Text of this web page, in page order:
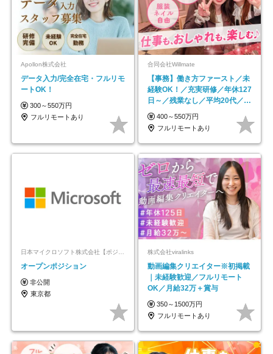
Apollon株式会社
データ入力/完全在宅・フルリモ
ートOK！
300～550万円
フルリモートあり
合同会社Willmate
【事務】働き方ファースト／未
経験OK！／充実研修／年休127
日～／残業なし／平均20代／リ
モートOK
400～550万円
フルリモートあり
日本マイクロソフト株式会社【ポジションマッチ登録】
オープンポジション
非公開
東京都
株式会社viralinks
動画編集クリエイター※初掲載
｜未経験歓迎／フルリモート
OK／月給32万＋賞与
350～1500万円
フルリモートあり